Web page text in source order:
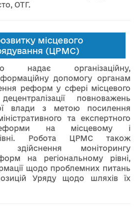
ОТГ.
місцевого
(ЦРМС)
надає організаційну,
допомогу органам
реформ у сфері місцевого
повноважень
влади з метою посилення
та експертного
на місцевому і
Робота ЦРМС також
моніторингу
на регіональному рівні,
щодо проблемних питань
Уряду щодо шляхів їх